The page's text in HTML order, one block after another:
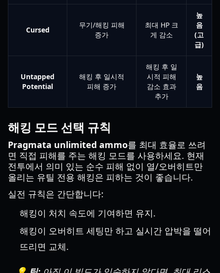
Cursed
무기/해킹 피해
증가
최대 HP 크
게 감소
높
음
(고
급)
Untapped
Potential
해킹 후 일시적
피해 증가
해킹 후 일
시적 피해
감소 효과
추가
높
음
해킹 모드 선택 규칙
Pragmata unlimited ammo를 최대 효율로 쓰려
면 직접 피해를 주는 해킹 모드를 사용하세요. 현재
전투에서 의미 있는 순수 피해 없이 열/오버히트만
올리는 유틸 전용 해킹은 피하는 것이 좋습니다.
실전 규칙은 간단합니다:
해킹이 처치 속도에 기여하면 유지.
해킹이 오버히트 세팅만 하고 실시간 압박을 떨어
뜨리면 교체.